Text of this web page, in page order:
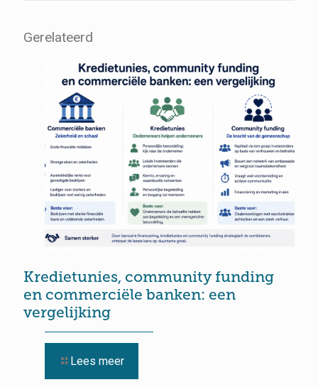
Gerelateerd
Kredietunies, community funding
en commerciële banken: een
vergelijking
Lees meer